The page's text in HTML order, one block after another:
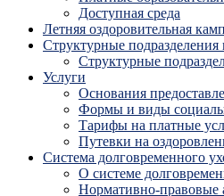
Доступная среда
Летняя оздоровительная
Структурные подразделения
Структурные
Услуги
Основания
Формы и виды
Тарифы на платные
Путевки на
Система долговременного
О системе
Нормативно-правовые